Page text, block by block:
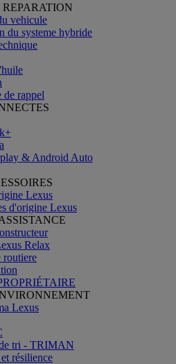
vehicule
du systeme hybride
de rappel
& Android Auto
Lexus
d'origine Lexus
Relax
routiere
Lexus
tri - TRIMAN
résilience